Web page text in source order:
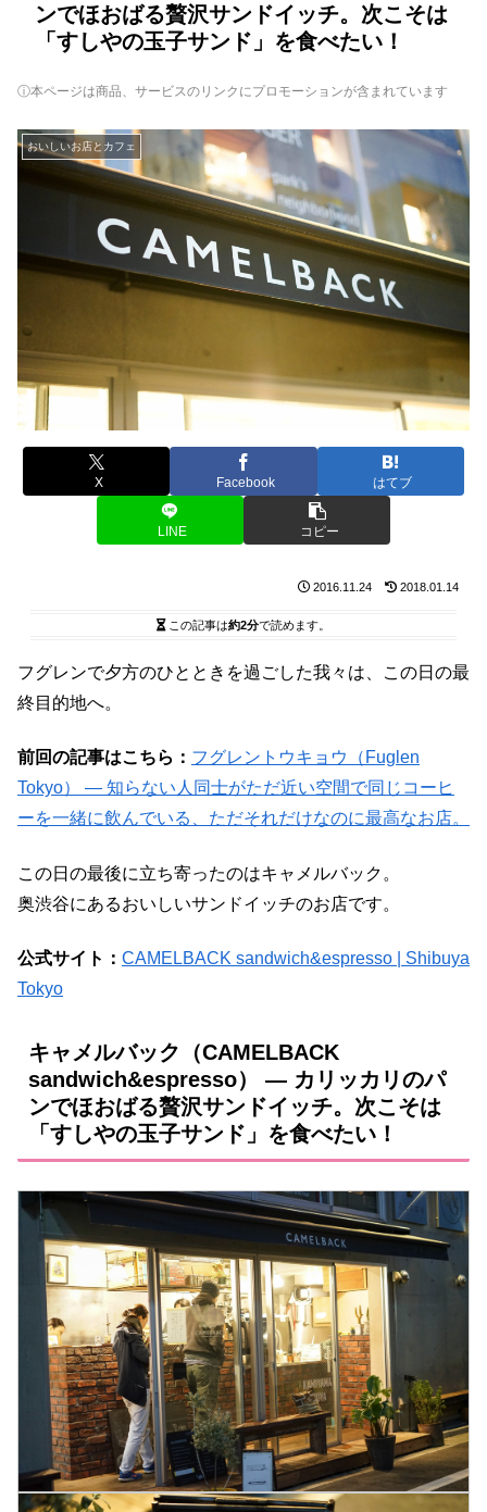
ンでほおばる贅沢サンドイッチ。次こそは
「すしやの玉子サンド」を食べたい！
ⓘ本ページは商品、サービスのリンクにプロモーションが含まれています
おいしいお店とカフェ
X Facebook はてブ
LINE コピー
2016.11.24 2018.01.14
この記事は約2分で読めます。
フグレンで夕方のひとときを過ごした我々は、この日の最
終目的地へ。
前回の記事はこちら： フグレントウキョウ（Fuglen
Tokyo） ― 知らない人同士がただ近い空間で同じコーヒ
ーを一緒に飲んでいる、ただそれだけなのに最高なお店。
この日の最後に立ち寄ったのはキャメルバック。
奥渋谷にあるおいしいサンドイッチのお店です。
公式サイト： CAMELBACK sandwich&espresso | Shibuya
Tokyo
キャメルバック（CAMELBACK
sandwich&espresso） ― カリッカリのパ
ンでほおばる贅沢サンドイッチ。次こそは
「すしやの玉子サンド」を食べたい！